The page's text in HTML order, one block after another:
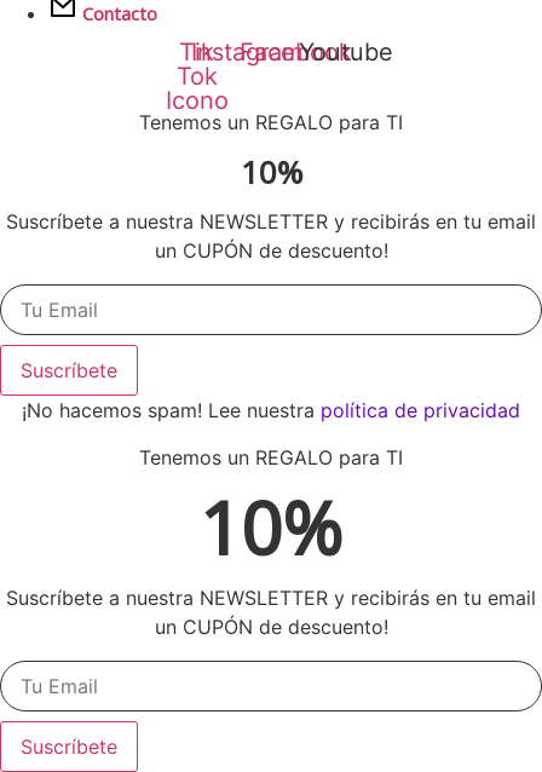
Contacto
Tik
Tok
Icono
Instagram
Facebook
Youtube
Tenemos un REGALO para TI
10%
Suscríbete a nuestra NEWSLETTER y recibirás en tu email
un CUPÓN de descuento!
Suscríbete
¡No hacemos spam! Lee nuestra política de privacidad
Tenemos un REGALO para TI
10%
Suscríbete a nuestra NEWSLETTER y recibirás en tu email
un CUPÓN de descuento!
Suscríbete